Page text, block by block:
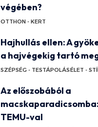
végében?
OTTHON - KERT
Hajhullás ellen: A
a hajvégekig tartó
SZÉPSÉG - TESTÁPOLÁSÉLET -
Az előszobából a
TEMU-val